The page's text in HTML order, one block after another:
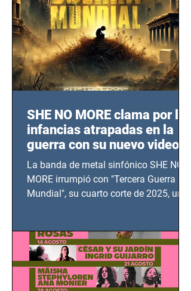
SHE NO MORE clama por las
infancias atrapadas en la
guerra con su nuevo video
TERCERA GUERRA
MUNDIAL
La banda de metal sinfónico SHE NO
MORE irrumpió con "Tercera Guerra
Mundial", su cuarto corte de 2025, un
bélicos.